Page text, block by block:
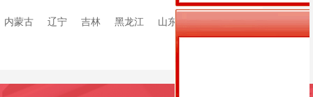
内蒙古 辽宁 吉林 黑龙江 山东 河南